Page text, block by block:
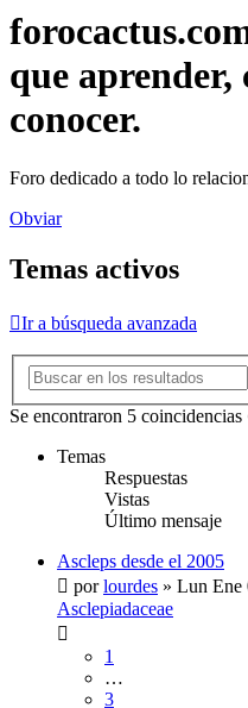
que aprender,
conocer.
Foro dedicado a todo lo
Obviar
Temas activos
Ir a búsqueda avanzada
Se encontraron 5 coincidencias
Temas
Respuestas
Vistas
Último mensaje
Ascleps desde el 2005
porlourdes » Lun Ene
Asclepiadaceae
1
…
3